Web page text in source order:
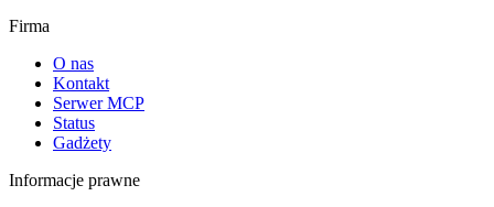
Firma
O nas
Kontakt
Serwer MCP
Status
Gadżety
Informacje prawne